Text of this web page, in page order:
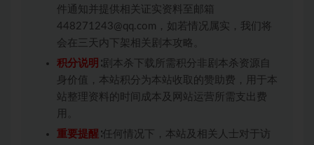
件通知并提供相关证实资料至邮箱
448271243@qq.com，如若情况属实，我们将
会在三天内下架相关剧本攻略。
积分说明 ∶剧本杀下载所需积分非剧本杀资源自
身价值，本站积分为本站收取的赞助费，用于本
站整理资料的时间成本及网站运营所需支出费
用。
重要提醒 ∶任何情况下，本站及相关人士对于访